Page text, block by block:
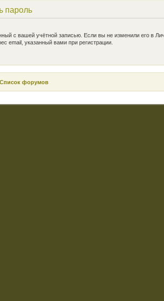
пароль
с вашей учётной записью. Если вы не изменили его в
email, указанный вами при регистрации.
Список форумов